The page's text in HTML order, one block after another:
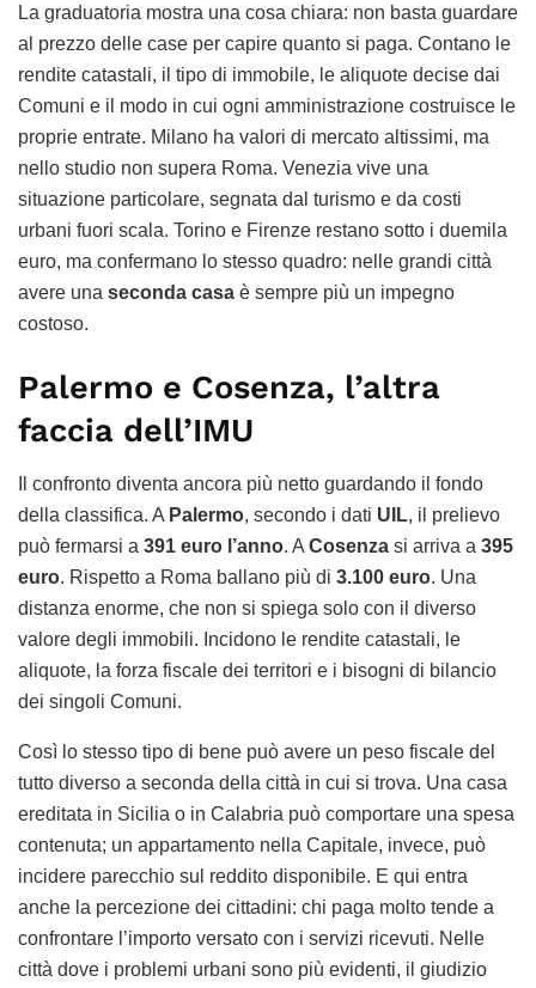
La graduatoria mostra una cosa chiara: non basta guardare
al prezzo delle case per capire quanto si paga. Contano le
rendite catastali, il tipo di immobile, le aliquote decise dai
Comuni e il modo in cui ogni amministrazione costruisce le
proprie entrate. Milano ha valori di mercato altissimi, ma
nello studio non supera Roma. Venezia vive una
situazione particolare, segnata dal turismo e da costi
urbani fuori scala. Torino e Firenze restano sotto i duemila
euro, ma confermano lo stesso quadro: nelle grandi città
avere una seconda casa è sempre più un impegno
costoso.
Palermo e Cosenza, l’altra
faccia dell’IMU
Il confronto diventa ancora più netto guardando il fondo
della classifica. A Palermo, secondo i dati UIL, il prelievo
può fermarsi a 391 euro l’anno. A Cosenza si arriva a 395
euro. Rispetto a Roma ballano più di 3.100 euro. Una
distanza enorme, che non si spiega solo con il diverso
valore degli immobili. Incidono le rendite catastali, le
aliquote, la forza fiscale dei territori e i bisogni di bilancio
dei singoli Comuni.
Così lo stesso tipo di bene può avere un peso fiscale del
tutto diverso a seconda della città in cui si trova. Una casa
ereditata in Sicilia o in Calabria può comportare una spesa
contenuta; un appartamento nella Capitale, invece, può
incidere parecchio sul reddito disponibile. E qui entra
anche la percezione dei cittadini: chi paga molto tende a
confrontare l’importo versato con i servizi ricevuti. Nelle
città dove i problemi urbani sono più evidenti, il giudizio